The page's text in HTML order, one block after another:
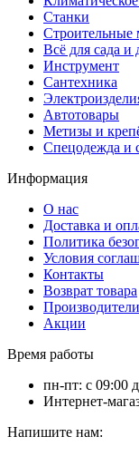
Станки
Строительные
Всё для сада и
Инструмент
Сантехника
Автотовары
Метизы и
Спецодежда и
Информация
О нас
Доставка и
Политика
Условия
Контакты
Возврат товара
Производители
Акции
Время работы
пн-пт: с 09:00
Интернет-
Напишите нам: